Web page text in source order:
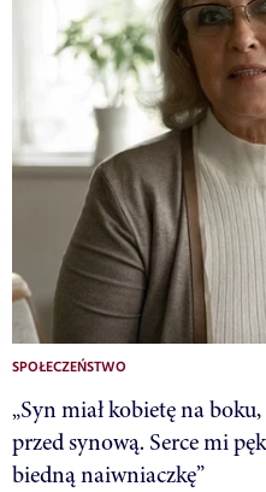
SPOŁECZEŃSTWO
„Syn miał kobietę na
przed synową. Serce mi
biedną naiwniaczkę”